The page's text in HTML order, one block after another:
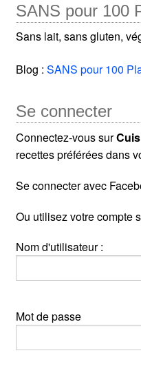
SANS pour 100
Sans lait, sans gluten,
Blog :SANS pour 100
Se connecter
Connectez-vous sur
recettes préférées dans
Se connecter avec
Ou utilisez votre compte
Nom d'utilisateur :
Mot de passe